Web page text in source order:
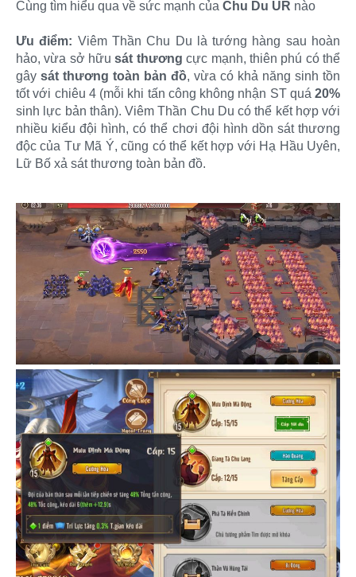
Cùng tìm hiểu qua về sức mạnh của Chu Du UR nào
Ưu điểm: Viêm Thần Chu Du là tướng hàng sau hoàn
hảo, vừa sở hữusát thương cực mạnh, thiên phú có thể
gây sát thương toàn bản đồ, vừa có khả năng sinh tồn
tốt với chiêu 4 (mỗi khi tấn công không nhận ST quá 20%
sinh lực bản thân). Viêm Thần Chu Du có thể kết hợp với
nhiều kiểu đội hình, có thể chơi đội hình dồn sát thương
độc của Tư Mã Ý, cũng có thể kết hợp với Hạ Hầu Uyên,
Lữ Bố xả sát thương toàn bản đồ.